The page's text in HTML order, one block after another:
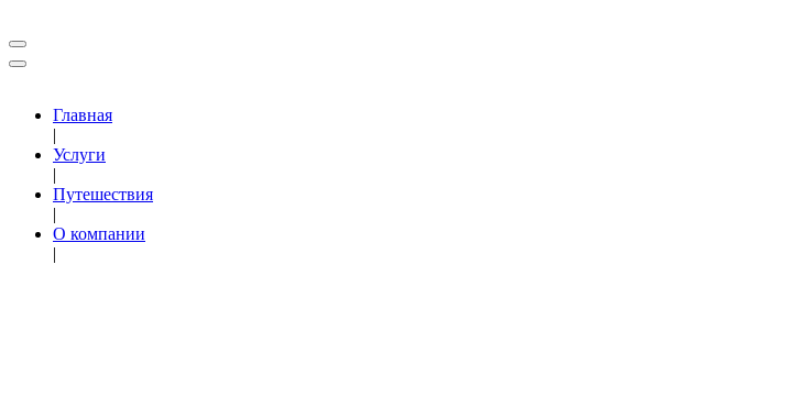
Главная
|
Услуги
|
Путешествия
|
О компании
|